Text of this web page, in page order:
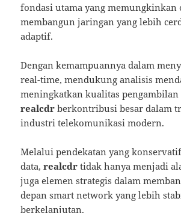
fondasi utama yang
membangun jaringan yang lebih
adaptif.
Dengan kemampuannya dalam
real-time, mendukung analisis
meningkatkan kualitas pengambilan
realcdr berkontribusi besar dalam
industri telekomunikasi modern.
Melalui pendekatan yang
data,realcdr tidak hanya menjadi
juga elemen strategis dalam
depan smart network yang lebih
berkelanjutan.